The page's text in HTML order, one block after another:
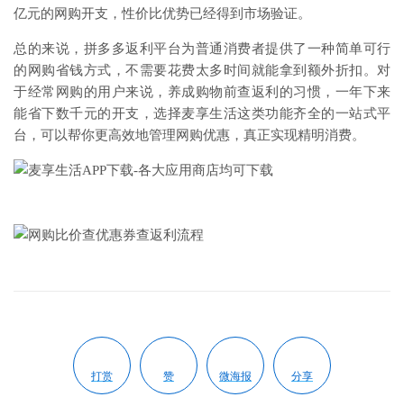
亿元的网购开支，性价比优势已经得到市场验证。
总的来说，拼多多返利平台为普通消费者提供了一种简单可行
的网购省钱方式，不需要花费太多时间就能拿到额外折扣。对
于经常网购的用户来说，养成购物前查返利的习惯，一年下来
能省下数千元的开支，选择麦享生活这类功能齐全的一站式平
台，可以帮你更高效地管理网购优惠，真正实现精明消费。
打赏 赞 微海报 分享